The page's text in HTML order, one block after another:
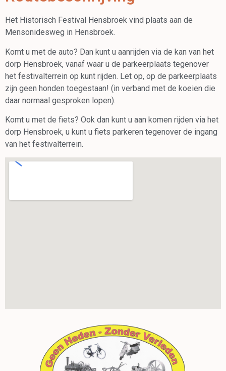
Het Historisch Festival Hensbroek vind plaats aan de
Mensonidesweg in Hensbroek.
Komt u met de auto? Dan kunt u aanrijden via de kan van het
dorp Hensbroek, vanaf waar u de parkeerplaats tegenover
het festivalterrein op kunt rijden. Let op, op de parkeerplaats
zijn geen honden toegestaan! (in verband met de koeien die
daar normaal gesproken lopen).
Komt u met de fiets? Ook dan kunt u aan komen rijden via het
dorp Hensbroek, u kunt u fiets parkeren tegenover de ingang
van het festivalterrein.